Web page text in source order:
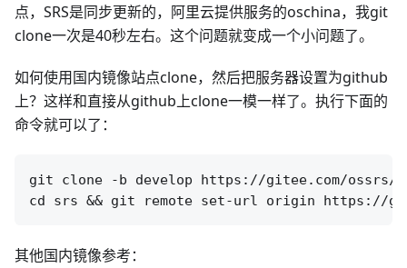
点，SRS是同步更新的，阿里云提供服务的oschina，我git
clone一次是40秒左右。这个问题就变成一个小问题了。
如何使用国内镜像站点clone，然后把服务器设置为github
上？这样和直接从github上clone一模一样了。执行下面的
命令就可以了：
git clone -b develop https://gitee.com/
其他国内镜像参考：